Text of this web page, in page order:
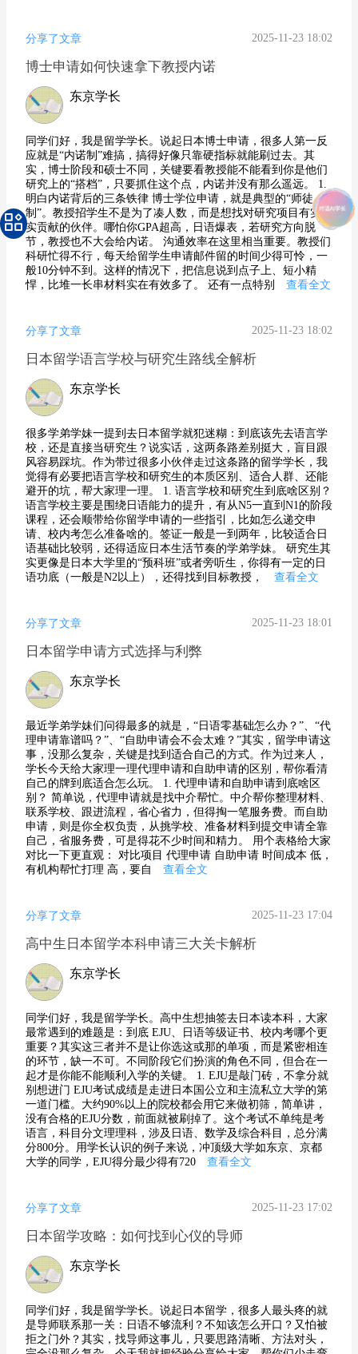
分享了文章 2025-11-23 18:02
博士申请如何快速拿下教授内诺
东京学长
同学们好，我是留学学长。说起日本博士申请，很多人第一反
应就是“内诺制”难搞，搞得好像只靠硬指标就能刷过去。其
实，博士阶段和硕士不同，关键要看教授能不能看到你是他们
研究上的“搭档”，只要抓住这个点，内诺并没有那么遥远。 1.
明白内诺背后的三条铁律 博士学位申请，就是典型的“师徒
制”。教授招学生不是为了凑人数，而是想找对研究项目有实打
实贡献的伙伴。哪怕你GPA超高，日语爆表，若研究方向脱
节，教授也不大会给内诺。 沟通效率在这里相当重要。教授们
科研忙得不行，每天给留学生申请邮件留的时间少得可怜，一
般10分钟不到。这样的情况下，把信息说到点子上、短小精
悍，比堆一长串材料实在有效多了。 还有一点特别
查看全文
分享了文章 2025-11-23 18:02
日本留学语言学校与研究生路线全解析
东京学长
很多学弟学妹一提到去日本留学就犯迷糊：到底该先去语言学
校，还是直接当研究生？说实话，这两条路差别挺大，盲目跟
风容易踩坑。作为带过很多小伙伴走过这条路的留学学长，我
觉得有必要把语言学校和研究生的本质区别、适合人群、还能
避开的坑，帮大家理一理。 1. 语言学校和研究生到底啥区别？
语言学校主要是围绕日语能力的提升，有从N5一直到N1的阶段
课程，还会顺带给你留学申请的一些指引，比如怎么递交申
请、校内考怎么准备啥的。签证一般是一到两年，比较适合日
语基础比较弱，还得适应日本生活节奏的学弟学妹。 研究生其
实更像是日本大学里的“预科班”或者旁听生，你得有一定的日
语功底（一般是N2以上），还得找到目标教授，
查看全文
分享了文章 2025-11-23 18:01
日本留学申请方式选择与利弊
东京学长
最近学弟学妹们问得最多的就是，“日语零基础怎么办？”、“代
理申请靠谱吗？”、“自助申请会不会太难？”其实，留学申请这
事，没那么复杂，关键是找到适合自己的方式。作为过来人，
学长今天给大家理一理代理申请和自助申请的区别，帮你看清
自己的牌到底适合怎么玩。 1. 代理申请和自助申请到底啥区
别？ 简单说，代理申请就是找中介帮忙。中介帮你整理材料、
联系学校、跟进流程，省心省力，但得掏一笔服务费。而自助
申请，则是你全权负责，从挑学校、准备材料到提交申请全靠
自己，省服务费，可是得花不少时间和精力。 用个表格给大家
对比一下更直观： 对比项目 代理申请 自助申请 时间成本 低，
有机构帮忙打理 高，要自
查看全文
分享了文章 2025-11-23 17:04
高中生日本留学本科申请三大关卡解析
东京学长
同学们好，我是留学学长。高中生想抽签去日本读本科，大家
最常遇到的难题是：到底 EJU、日语等级证书、校内考哪个更
重要？其实这三者并不是让你选这或那的单项，而是紧密相连
的环节，缺一不可。不同阶段它们扮演的角色不同，但合在一
起才是你能不能顺利入学的关键。 1. EJU是敲门砖，不拿分就
别想进门 EJU考试成绩是走进日本国公立和主流私立大学的第
一道门槛。大约90%以上的院校都会用它来做初筛，简单讲，
没有合格的EJU分数，前面就被刷掉了。这个考试不单纯是考
语言，科目分文理理科，涉及日语、数学及综合科目，总分满
分800分。用学长认识的例子来说，冲顶级大学如东京、京都
大学的同学，EJU得分最少得有720
查看全文
分享了文章 2025-11-23 17:02
日本留学攻略：如何找到心仪的导师
东京学长
同学们好，我是留学学长。说起日本留学，很多人最头疼的就
是导师联系那一关：日语不够流利？不知该怎么开口？又怕被
拒之门外？其实，找导师这事儿，只要思路清晰、方法对头，